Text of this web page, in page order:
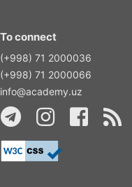
To connect
(+998) 71 2000036
(+998) 71 2000066
info@academy.uz